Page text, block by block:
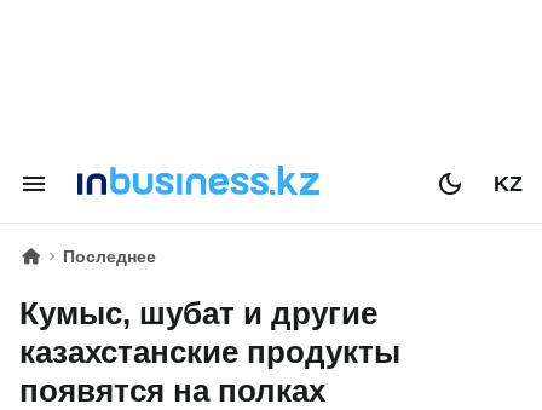
KZ
Последнее
Кумыс, шубат и другие
казахстанские продукты
появятся на полках